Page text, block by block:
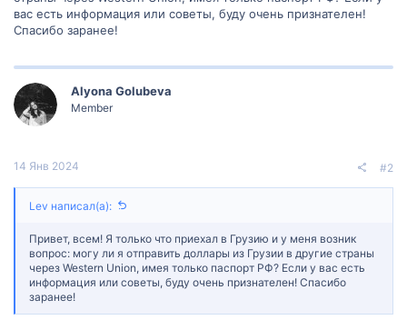
вас есть информация или советы, буду очень признателен!
Спасибо заранее!
Alyona Golubeva
Member
14 Янв 2024 #2
Lev написал(а):
Привет, всем! Я только что приехал в Грузию и у меня возник
вопрос: могу ли я отправить доллары из Грузии в другие страны
через Western Union, имея только паспорт РФ? Если у вас есть
информация или советы, буду очень признателен! Спасибо
заранее!